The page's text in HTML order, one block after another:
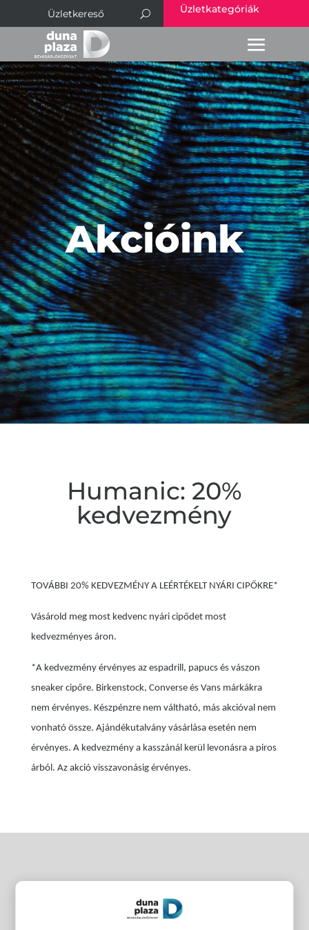
Üzletkategóriák
Akcióink
Humanic: 20%
kedvezmény
TOVÁBBI 20% KEDVEZMÉNY A LEÉRTÉKELT NYÁRI CIPŐKRE*
Vásárold meg most kedvenc nyári cipődet most
kedvezményes áron.
*A kedvezmény érvényes az espadrill, papucs és vászon
sneaker cipőre. Birkenstock, Converse és Vans márkákra
nem érvényes. Készpénzre nem váltható, más akcióval nem
vonható össze. Ajándékutalvány vásárlása esetén nem
érvényes. A kedvezmény a kasszánál kerül levonásra a piros
árból. Az akció visszavonásig érvényes.